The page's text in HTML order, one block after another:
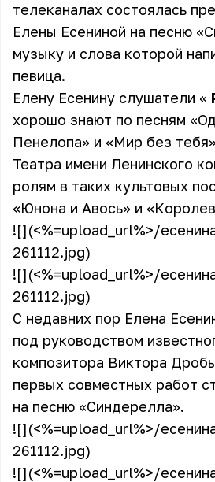
телеканалах состоялась
Елены Есениной на песню
музыку и слова которой
певица.
Елену Есенину слушатели «
хорошо знают по песням
Пенелопа» и «Мир без
Театра имени Ленинского
ролям в таких культовых
«Юнона и Авось» и
![](<%=upload_url%>/
261112.jpg)
![](<%=upload_url%>/
261112.jpg)
С недавних пор Елена
под руководством
композитора Виктора
первых совместных работ
на песню «Синдерелла».
![](<%=upload_url%>/
261112.jpg)
![](<%=upload_url%>/